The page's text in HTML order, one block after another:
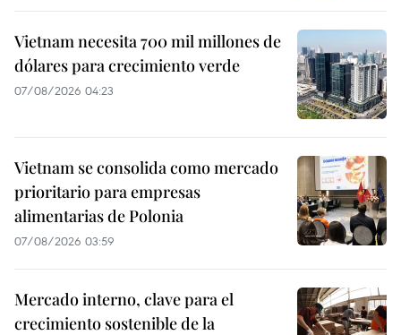
Vietnam necesita 700 mil millones de
dólares para crecimiento verde
07/08/2026 04:23
Vietnam se consolida como mercado
prioritario para empresas
alimentarias de Polonia
07/08/2026 03:59
Mercado interno, clave para el
crecimiento sostenible de la